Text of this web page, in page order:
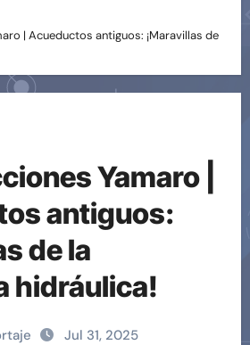
| Acueductos antiguos: ¡Maravillas de
Yamaro |
antiguos:
de la
hidráulica!
Jul 31, 2025